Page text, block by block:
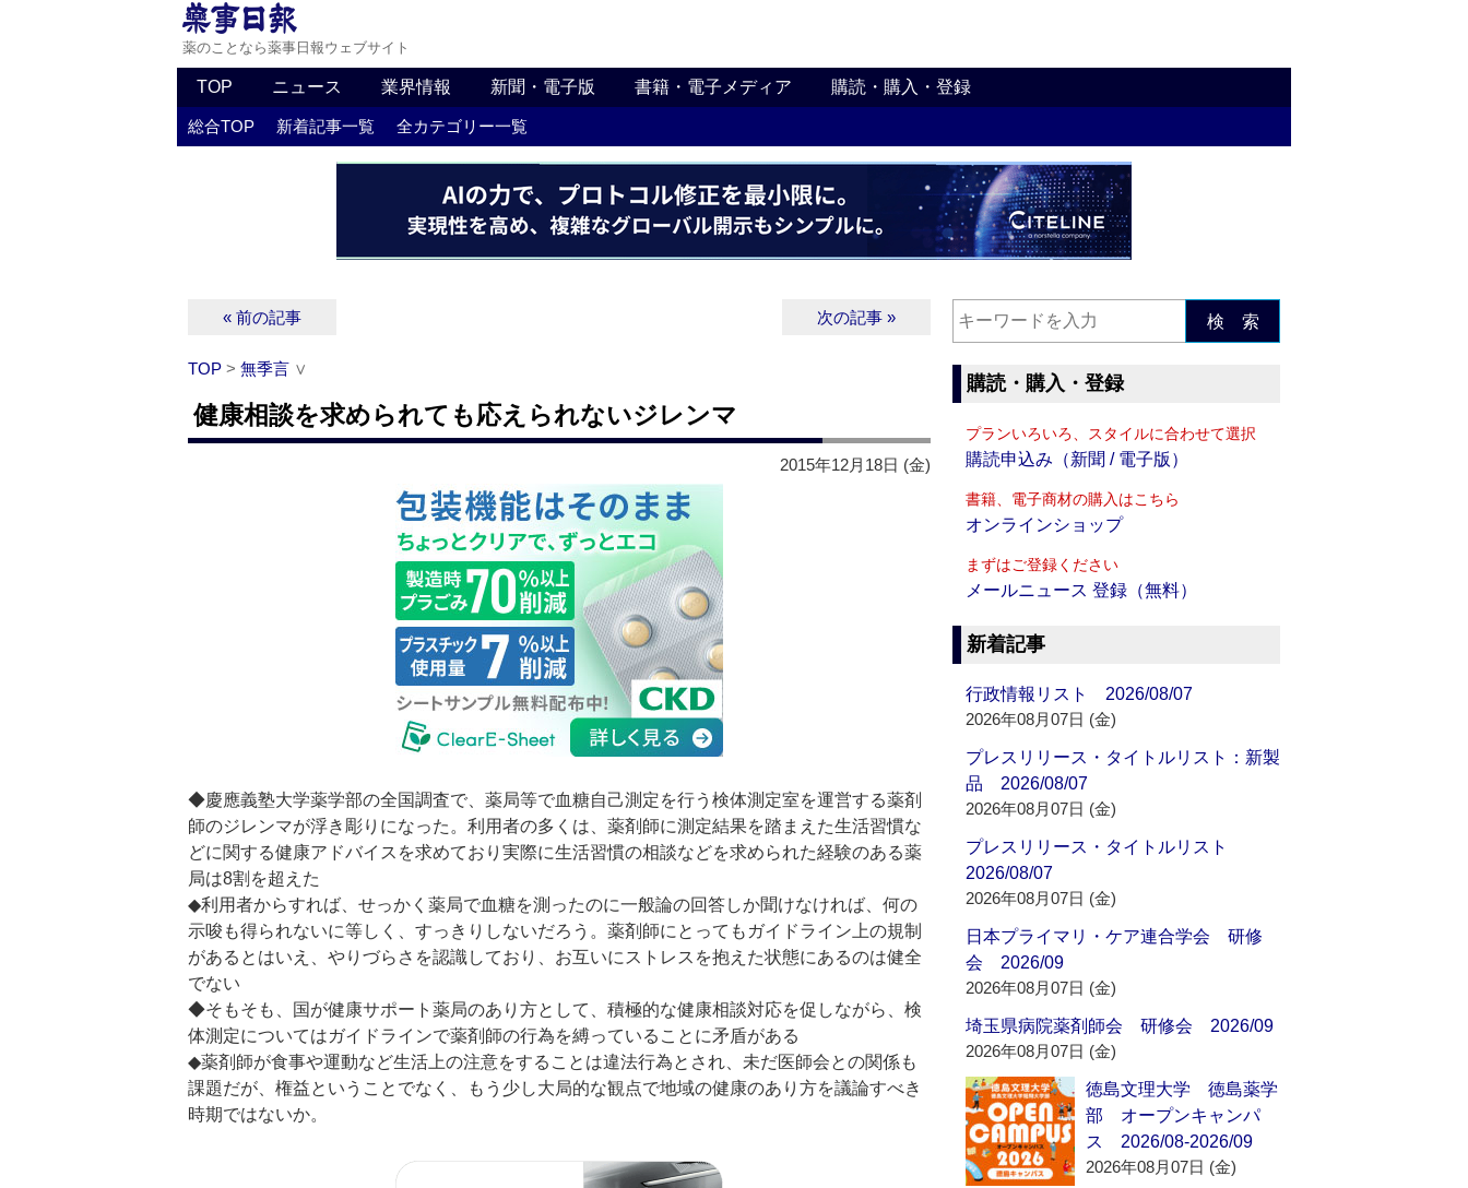
薬のことなら薬事日報ウェブサイト
TOP ニュース 業界情報 新聞・電子版 書籍・電子メディア 購読・購入・登録
総合TOP 新着記事一覧 全カテゴリー一覧
« 前の記事 次の記事 »
TOP > 無季言 ∨
健康相談を求められても応えられないジレンマ
2015年12月18日 (金)
◆慶應義塾大学薬学部の全国調査で、薬局等で血糖自己測定を行う検体測定室を運営する薬剤
師のジレンマが浮き彫りになった。利用者の多くは、薬剤師に測定結果を踏まえた生活習慣な
どに関する健康アドバイスを求めており実際に生活習慣の相談などを求められた経験のある薬
局は8割を超えた
◆利用者からすれば、せっかく薬局で血糖を測ったのに一般論の回答しか聞けなければ、何の
示唆も得られないに等しく、すっきりしないだろう。薬剤師にとってもガイドライン上の規制
があるとはいえ、やりづらさを認識しており、お互いにストレスを抱えた状態にあるのは健全
でない
◆そもそも、国が健康サポート薬局のあり方として、積極的な健康相談対応を促しながら、検
体測定についてはガイドラインで薬剤師の行為を縛っていることに矛盾がある
◆薬剤師が食事や運動など生活上の注意をすることは違法行為とされ、未だ医師会との関係も
課題だが、権益ということでなく、もう少し大局的な観点で地域の健康のあり方を議論すべき
時期ではないか。
検 索
購読・購入・登録
プランいろいろ、スタイルに合わせて選択
購読申込み（新聞 / 電子版）
書籍、電子商材の購入はこちら
オンラインショップ
まずはご登録ください
メールニュース 登録（無料）
新着記事
行政情報リスト 2026/08/07
2026年08月07日 (金)
プレスリリース・タイトルリスト：新製
品 2026/08/07
2026年08月07日 (金)
プレスリリース・タイトルリスト
2026/08/07
2026年08月07日 (金)
日本プライマリ・ケア連合学会 研修
会 2026/09
2026年08月07日 (金)
埼玉県病院薬剤師会 研修会 2026/09
2026年08月07日 (金)
徳島文理大学 徳島薬学
部 オープンキャンパ
ス 2026/08-2026/09
2026年08月07日 (金)